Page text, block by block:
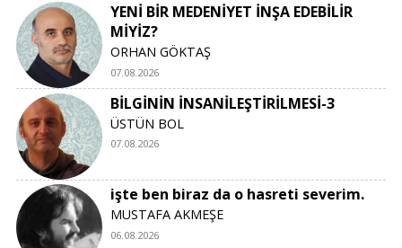
YENİ BİR MEDENİYET İNŞA EDEBİLİR
MİYİZ?
ORHAN GÖKTAŞ
07.08.2026
BİLGİNİN İNSANİLEŞTİRİLMESİ-3
ÜSTÜN BOL
07.08.2026
işte ben biraz da o hasreti severim.
MUSTAFA AKMEŞE
06.08.2026